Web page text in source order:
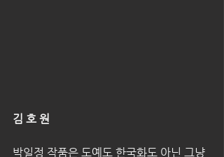
김 호 원
박일정 작품은 도예도 한국화도 아닌 그냥